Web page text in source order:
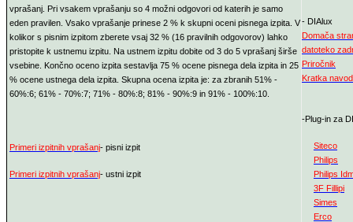
vprašanj. Pri vsakem vprašanju so 4 možni odgovori od katerih je samo
eden pravilen. Vsako vprašanje prinese 2 % k skupni oceni pisnega izpita. V
kolikor s pisnim izpitom zberete vsaj 32 % (16 pravilnih odgovorov) lahko
pristopite k ustnemu izpitu. Na ustnem izpitu dobite od 3 do 5 vprašanj širše
vsebine. Končno oceno izpita sestavlja 75 % ocene pisnega dela izpita in 25
% ocene ustnega dela izpita. Skupna ocena izpita je: za zbranih 51% -
60%:6; 61% - 70%:7; 71% - 80%:8; 81% - 90%:9 in 91% - 100%:10.
Primeri izpitnih vprašanj- pisni izpit
Primeri izpitnih vprašanj- ustni izpit
- DIAlux
Domača
datoteko
Priročnik
Kratka
-Plug-in za
Siteco
Philips
Philips
3F Fillipi
Simes
Erco